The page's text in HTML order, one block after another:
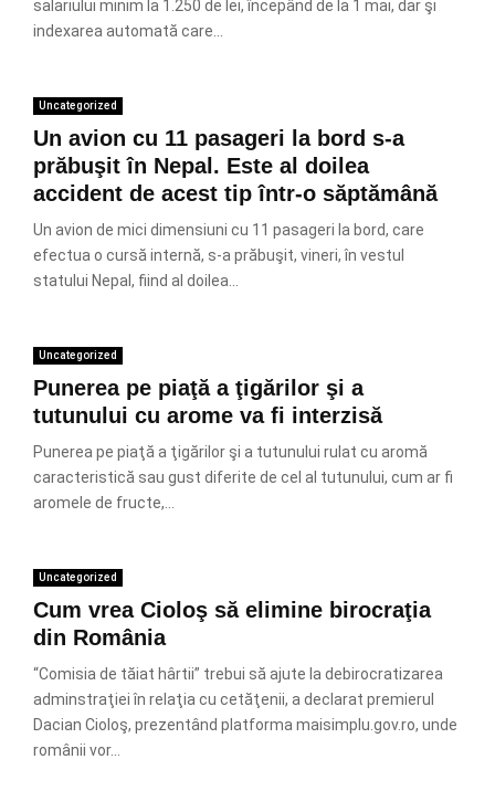
salariului minim la 1.250 de lei, începând de la 1 mai, dar şi
indexarea automată care...
Uncategorized
Un avion cu 11 pasageri la bord s-a
prăbuşit în Nepal. Este al doilea
accident de acest tip într-o săptămână
Un avion de mici dimensiuni cu 11 pasageri la bord, care
efectua o cursă internă, s-a prăbuşit, vineri, în vestul
statului Nepal, fiind al doilea...
Uncategorized
Punerea pe piaţă a ţigărilor şi a
tutunului cu arome va fi interzisă
Punerea pe piaţă a ţigărilor şi a tutunului rulat cu aromă
caracteristică sau gust diferite de cel al tutunului, cum ar fi
aromele de fructe,...
Uncategorized
Cum vrea Cioloş să elimine birocraţia
din România
“Comisia de tăiat hârtii” trebui să ajute la debirocratizarea
adminstraţiei în relaţia cu cetăţenii, a declarat premierul
Dacian Cioloş, prezentând platforma maisimplu.gov.ro, unde
românii vor...